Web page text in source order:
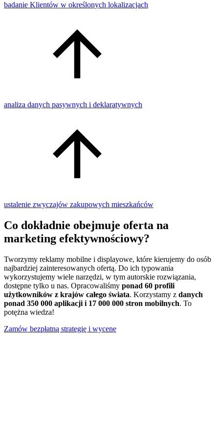
badanie Klientów w określonych lokalizacjach
analiza danych pasywnych i deklaratywnych
ustalenie zwyczajów zakupowych mieszkańców
Co dokładnie obejmuje oferta na
marketing efektywnościowy?
Tworzymy reklamy mobilne i displayowe, które kierujemy do osób
najbardziej zainteresowanych ofertą. Do ich typowania
wykorzystujemy wiele narzędzi, w tym autorskie rozwiązania,
dostępne tylko u nas. Opracowaliśmy ponad 60 profili
użytkowników z krajów całego świata. Korzystamy z danych
ponad 350 000 aplikacji i 17 000 000 stron mobilnych. To
potężna wiedza!
Zamów bezpłatną strategię i wycenę